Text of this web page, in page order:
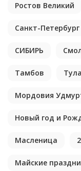
Ростов Великий
Санкт-Петербург
СИБИРЬ
Тамбов
Мордовия
Новый год и
Масленица
Майские